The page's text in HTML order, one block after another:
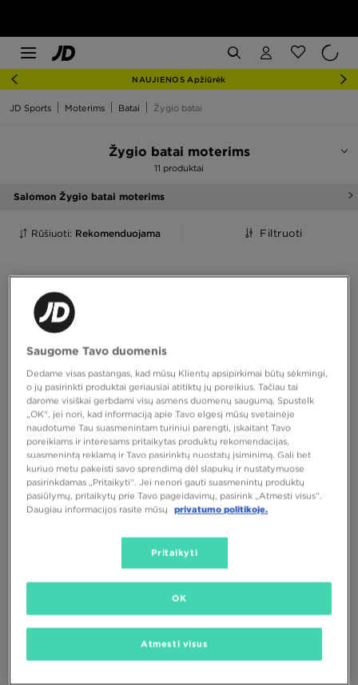
NAUJIENOS Apžiūrėk
JD Sports Moterims Batai Žygio batai
Žygio batai moterims
11 produktai
Salomon Žygio batai moterims
Rūšiuoti: Rekomenduojama Filtruoti
SALOMON XT-6 SALOMON XT-WHISPER
TIK
Saugome Tavo duomenis
Dedame visas pastangas, kad mūsų Klientų apsipirkimai būtų sėkmingi,
o jų pasirinkti produktai geriausiai atitiktų jų poreikius. Tačiau tai
darome visiškai gerbdami visų asmens duomenų saugumą. Spustelk
„OK“, jei nori, kad informaciją apie Tavo elgesį mūsų svetainėje
naudotume Tau suasmenintam turiniui parengti, įskaitant Tavo
poreikiams ir interesams pritaikytas produktų rekomendacijas,
suasmenintą reklamą ir Tavo pasirinktų nuostatų įsiminimą. Gali bet
kuriuo metu pakeisti savo sprendimą dėl slapukų ir nustatymuose
pasirinkdamas „Pritaikyti“. Jei nenori gauti suasmenintų produktų
pasiūlymų, pritaikytų prie Tavo pageidavimų, pasirink „Atmesti visus”.
Daugiau informacijos rasite mūsų
privatumo politikoje.
Pritaikyti
Atmesti visus
OK